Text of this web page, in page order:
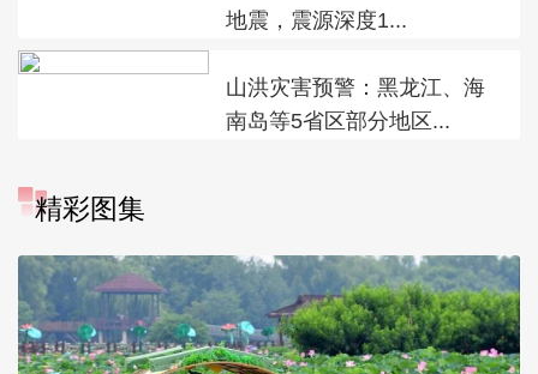
地震，震源深度1...
山洪灾害预警：黑龙江、海
南岛等5省区部分地区...
精彩图集